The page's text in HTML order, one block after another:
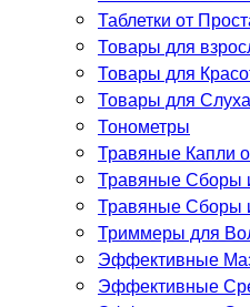
Таблетки от
Товары для
Товары для
Товары для Слуха
Тонометры
Травяные Капли
Травяные Сборы
Травяные Сборы
Триммеры для
Эффективные
Эффективные